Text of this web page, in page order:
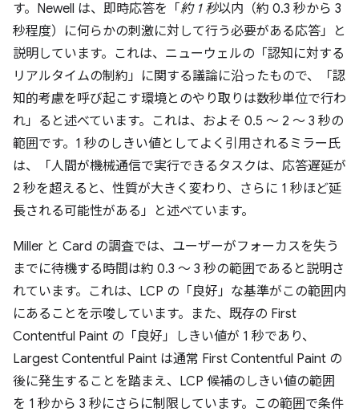
す。Newell は、即時応答を「 約 1 秒以内（約 0.3 秒から 3
秒程度）に何らかの刺激に対して行う必要がある応答」と
説明しています。これは、ニューウェルの「認知に対する
リアルタイムの制約」に関する議論に沿ったもので、「認
知的考慮を呼び起こす環境とのやり取りは数秒単位で行わ
れ」ると述べています。これは、およそ 0.5 ～ 2 ～ 3 秒の
範囲です。1 秒のしきい値としてよく引用されるミラー氏
は、「人間が機械通信で実行できるタスクは、応答遅延が
2 秒を超えると、性質が大きく変わり、さらに 1 秒ほど延
長される可能性がある」と述べています。
Miller と Card の調査では、ユーザーがフォーカスを失う
までに待機する時間は約 0.3 ～ 3 秒の範囲であると説明さ
れています。これは、LCP の「良好」な基準がこの範囲内
にあることを示唆しています。また、既存の First
Contentful Paint の「良好」しきい値が 1 秒であり、
Largest Contentful Paint は通常 First Contentful Paint の
後に発生することを踏まえ、LCP 候補のしきい値の範囲
を 1 秒から 3 秒にさらに制限しています。この範囲で条件